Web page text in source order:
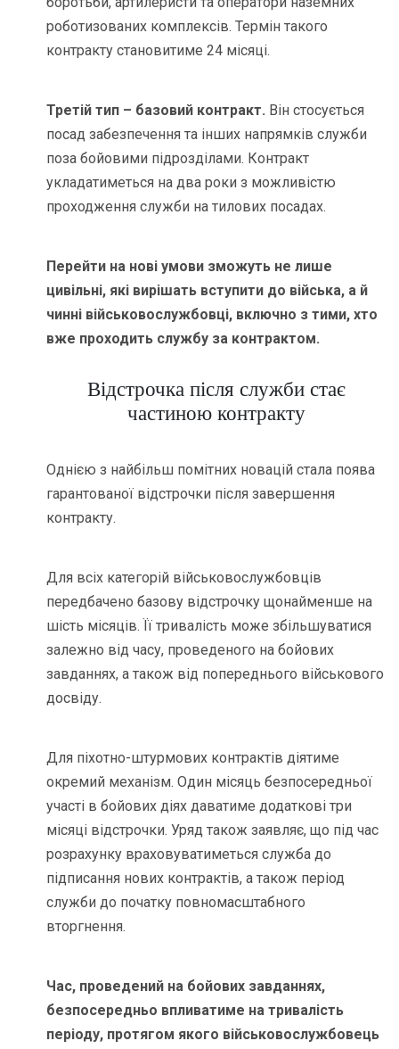
роботизованих комплексів. Термін такого
контракту становитиме 24 місяці.
Третій тип – базовий контракт. Він стосується
посад забезпечення та інших напрямків служби
поза бойовими підрозділами. Контракт
укладатиметься на два роки з можливістю
проходження служби на тилових посадах.
Перейти на нові умови зможуть не лише
цивільні, які вирішать вступити до війська, а й
чинні військовослужбовці, включно з тими, хто
вже проходить службу за контрактом.
Відстрочка після служби стає
частиною контракту
Однією з найбільш помітних новацій стала поява
гарантованої відстрочки після завершення
контракту.
Для всіх категорій військовослужбовців
передбачено базову відстрочку щонайменше на
шість місяців. Її тривалість може збільшуватися
залежно від часу, проведеного на бойових
завданнях, а також від попереднього військового
досвіду.
Для піхотно-штурмових контрактів діятиме
окремий механізм. Один місяць безпосередньої
участі в бойових діях даватиме додаткові три
місяці відстрочки. Уряд також заявляє, що під час
розрахунку враховуватиметься служба до
підписання нових контрактів, а також період
служби до початку повномасштабного
вторгнення.
Час, проведений на бойових завданнях,
безпосередньо впливатиме на тривалість
періоду, протягом якого військовослужбовець